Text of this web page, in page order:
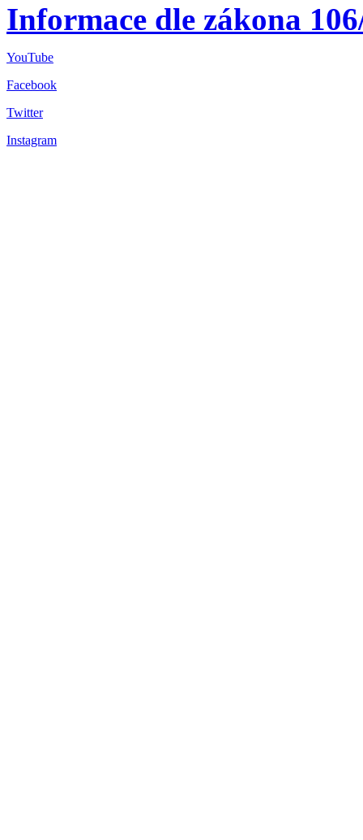
Informace dle zákona
YouTube
Facebook
Twitter
Instagram